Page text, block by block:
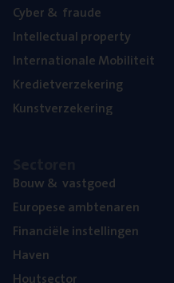
Cyber& fraude
Intel­lec­tu­al property
Inter­na­ti­o­na­le Mobiliteit
Kre­diet­ver­ze­ke­ring
Kunst­ver­ze­ke­ring
Bouw& vastgoed
Euro­pe­se ambtenaren
Finan­ci­ë­le instellingen
Haven
Hout­sec­tor